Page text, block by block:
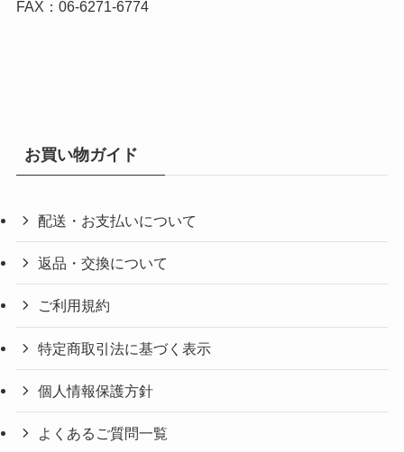
FAX：06-6271-6774
お買い物ガイド
配送・お支払いについて
返品・交換について
ご利用規約
特定商取引法に基づく表示
個人情報保護方針
よくあるご質問一覧